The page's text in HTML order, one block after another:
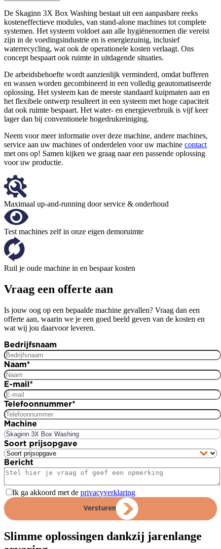
De Skaginn 3X Box Washing bestaat uit een aanpasbare reeks
kosteneffectieve modules, van stand-alone machines tot complete
systemen. Het systeem voldoet aan alle hygiënenormen die vereist
zijn in de voedingsindustrie en is energiezuinig, inclusief
waterrecycling, wat ook de operationele kosten verlaagt. Ons
concept bespaart ook ruimte in uitdagende situaties.
De arbeidsbehoefte wordt aanzienlijk verminderd, omdat bufferen
en wassen worden gecombineerd in een volledig geautomatiseerde
oplossing. Het systeem kan de meeste standaard kuipmaten aan en
het flexibele ontwerp resulteert in een systeem met hoge capaciteit
dat ook ruimte bespaart. Het water- en energieverbruik is vijf keer
lager dan bij conventionele hogedrukreiniging.
Neem voor meer informatie over deze machine, andere machines,
service aan uw machines of onderdelen voor uw machine contact
met ons op! Samen kijken we graag naar een passende oplossing
voor uw productie.
Maximaal up-and-running door service & onderhoud
Test machines zelf in onze eigen demoruimte
Ruil je oude machine in en bespaar kosten
Vraag een offerte aan
Is jouw oog op een bepaalde machine gevallen? Vraag dan een
offerte aan, waarin we je een goed beeld geven van de kosten en
wat wij jou daarvoor leveren.
Bedrijfsnaam
Naam*
E-mail*
Telefoonnummer*
Machine
Soort prijsopgave
Bericht
Ik ga akkoord met de privacyverklaring
Versturen
Slimme oplossingen dankzij jarenlange